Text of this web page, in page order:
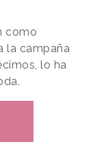
como
la campaña
lo ha